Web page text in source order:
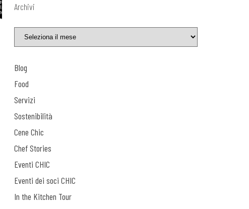
Archivi
Blog
Food
Servizi
Sostenibilità
Cene Chic
Chef Stories
Eventi CHIC
Eventi dei soci CHIC
In the Kitchen Tour